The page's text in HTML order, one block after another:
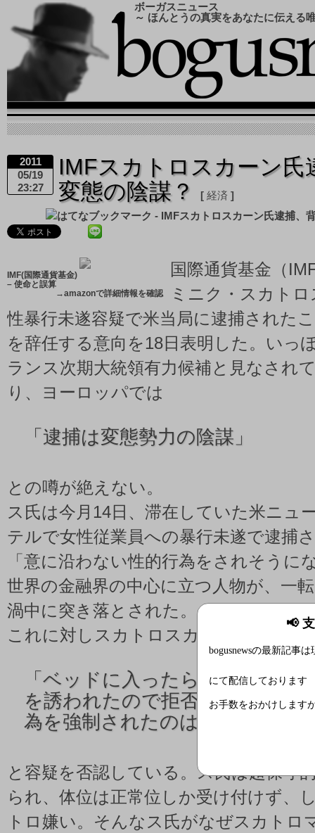
📢
bogusnewsの最新記事は
にて配信しております
お手数をおかけします
ボーガスニュース
～ ほんとうの真実をあなたに伝える
2011
05/19
23:27
IMFスカトロスカーン氏
変態の陰謀？
経済
IMF(国際通貨基金)
– 使命と誤算
→amazonで詳細情報を確認
国際通貨基金（
ミニク・スカト
性暴行未遂容疑で米当局に逮捕された
を辞任する意向を18日表明した。いっ
ランス次期大統領有力候補と見なされ
り、ヨーロッパでは
「 逮捕は変態勢力の陰謀」
との噂が絶えない。
ス氏は今月14日、滞在していた米ニュ
テルで女性従業員への暴行未遂で逮捕
「意に沿わない性的行為をされそうに
世界の金融界の中心に立つ人物が、一
渦中に突き落とされた。
これに対しスカトロスカーン氏は
「 ベッドに入ったら、いきなり
を誘われたので拒否しただけ。
為を強制されたのはこちらだ」
と容疑を否認している。ス氏は超保守
られ、体位は正常位しか受け付けず、
トロ嫌い。そんなス氏がなぜスカトロ